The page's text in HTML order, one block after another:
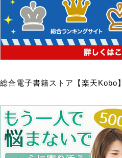
総合電子書籍ストア【楽天Kobo】